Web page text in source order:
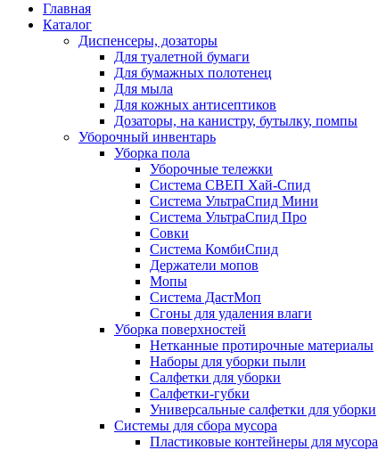
Главная
Каталог
Диспенсеры, дозаторы
Для туалетной бумаги
Для бумажных полотенец
Для мыла
Для кожных антисептиков
Дозаторы, на канистру, бутылку, помпы
Уборочный инвентарь
Уборка пола
Уборочные тележки
Система СВЕП Хай-Спид
Система УльтраСпид Мини
Система УльтраСпид Про
Совки
Система КомбиСпид
Держатели мопов
Мопы
Система ДастМоп
Сгоны для удаления влаги
Уборка поверхностей
Нетканные протирочные материалы
Наборы для уборки пыли
Салфетки для уборки
Салфетки-губки
Универсальные салфетки для уборки
Системы для сбора мусора
Пластиковые контейнеры для мусора